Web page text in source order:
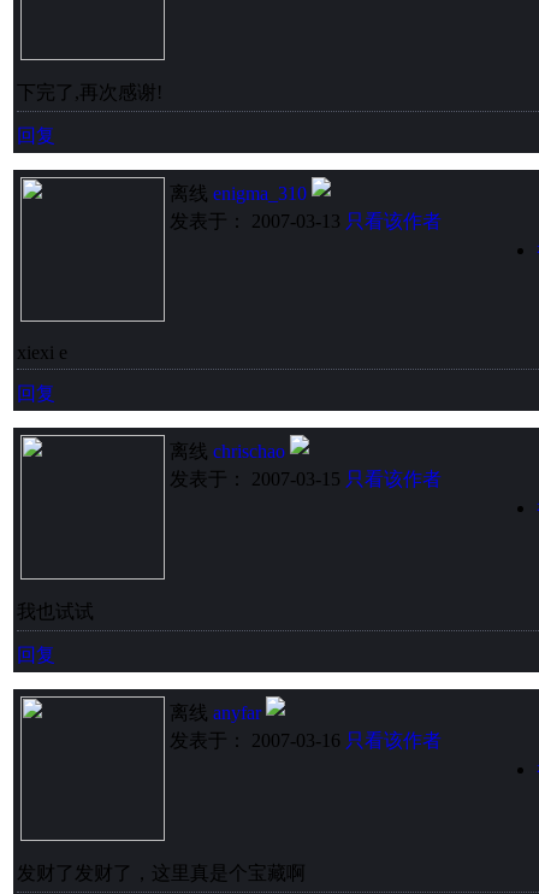
下完了,再次感谢!
回复
离线 enigma_310
发表于： 2007-03-13 只看该作者
xiexi e
回复
离线 chrischao
发表于： 2007-03-15 只看该作者
我也试试
回复
离线 anyfar
发表于： 2007-03-16 只看该作者
发财了发财了，这里真是个宝藏啊